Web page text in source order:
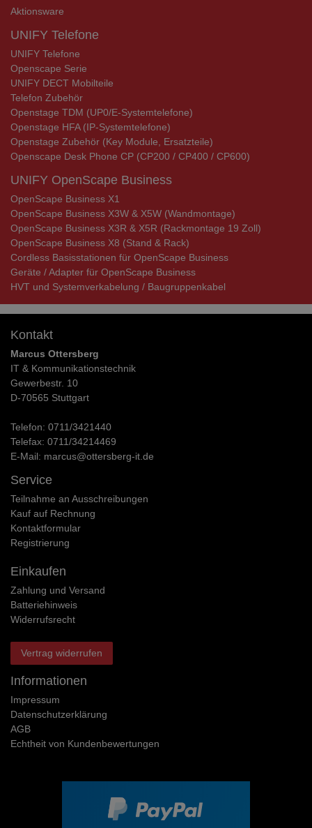
Aktionsware
UNIFY Telefone
UNIFY Telefone
Openscape Serie
UNIFY DECT Mobilteile
Telefon Zubehör
Openstage TDM (UP0/E-Systemtelefone)
Openstage HFA (IP-Systemtelefone)
Openstage Zubehör (Key Module, Ersatzteile)
Openscape Desk Phone CP (CP200 / CP400 / CP600)
UNIFY OpenScape Business
OpenScape Business X1
OpenScape Business X3W & X5W (Wandmontage)
OpenScape Business X3R & X5R (Rackmontage 19 Zoll)
OpenScape Business X8 (Stand & Rack)
Cordless Basisstationen für OpenScape Business
Geräte / Adapter für OpenScape Business
HVT und Systemverkabelung / Baugruppenkabel
Kontakt
Marcus Ottersberg
IT & Kommunikationstechnik
Gewerbestr. 10
D-70565 Stuttgart
Telefon: 0711/3421440
Telefax: 0711/34214469
E-Mail: marcus@ottersberg-it.de
Service
Teilnahme an Ausschreibungen
Kauf auf Rechnung
Kontaktformular
Registrierung
Einkaufen
Zahlung und Versand
Batteriehinweis
Widerrufs­recht
Vertrag widerrufen
Informationen
Impressum
Daten­schutz­erklärung
AGB
Echtheit von Kundenbewertungen